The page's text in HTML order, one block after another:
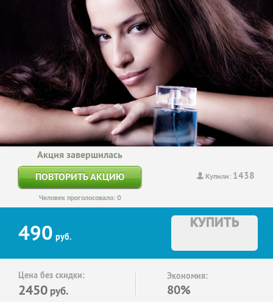
Купили: 1438
Акция завершилась
ПОВТОРИТЬ АКЦИЮ
Человек проголосовало: 0
490 руб.
КУПИТЬ
Цена без скидки:
2450 руб.
Экономия:
80%